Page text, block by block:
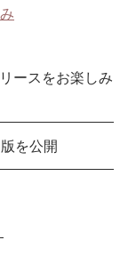
ースをお楽しみ
を公開